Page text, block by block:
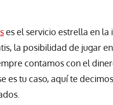
es el servicio estrella en
la posibilidad de jugar
contamos con el
es tu caso, aquí te decimos